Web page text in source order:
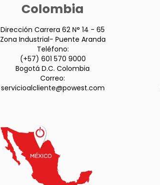
Colombia
Dirección Carrera 62 N° 14 - 65
Zona Industrial- Puente Aranda
Teléfono:
(+57) 601 570 9000
Bogotá D.C. Colombia
Correo:
servicioalcliente@powest.com